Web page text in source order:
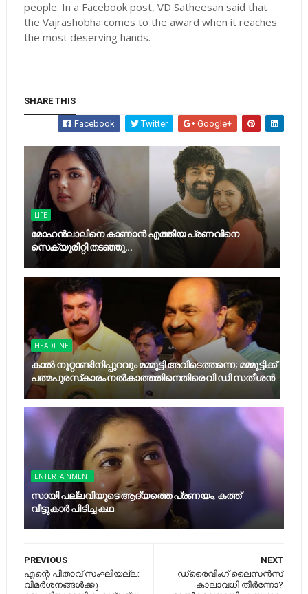
people. In a Facebook post, VD Satheesan said that
the Vajrashobha comes to the award when it reaches
the most deserving hands.
SHARE THIS
Facebook Twitter Google+
LIFE
മോഹൻലാലിനെ കാണാൻ എത്തിയ പ്രണവിനെ
സെക്യൂരിറ്റി തടഞ്ഞു...
HEADLINE
കാല്‍ നൂറ്റാണ്ടിനിപ്പുറവും മമ്മൂട്ടി അവിടെത്തന്നെ; മമ്മൂട്ടിക്ക്
പത്മപുരസ്‌കാരം നല്‍കാത്തതിനെതിരെ വി ഡി സതീശന്‍
ENTERTAINMENT
സായി പല്ലവിയുടെ ആദ്യത്തെ പ്രണയം, കത്ത്
വീട്ടുകാര്‍ പിടിച്ച കഥ
NEXT
ഡ്രൈവിംഗ് ലൈസൻസ്
കാലാവധി തീർന്നോ?
PREVIOUS
എന്റെ പിതാവ് സംഘിയല്ല:
വിമർശനങ്ങൾക്കു